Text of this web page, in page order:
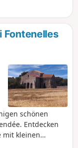
Fontenelles
schönen
Entdecken
mit kleinen